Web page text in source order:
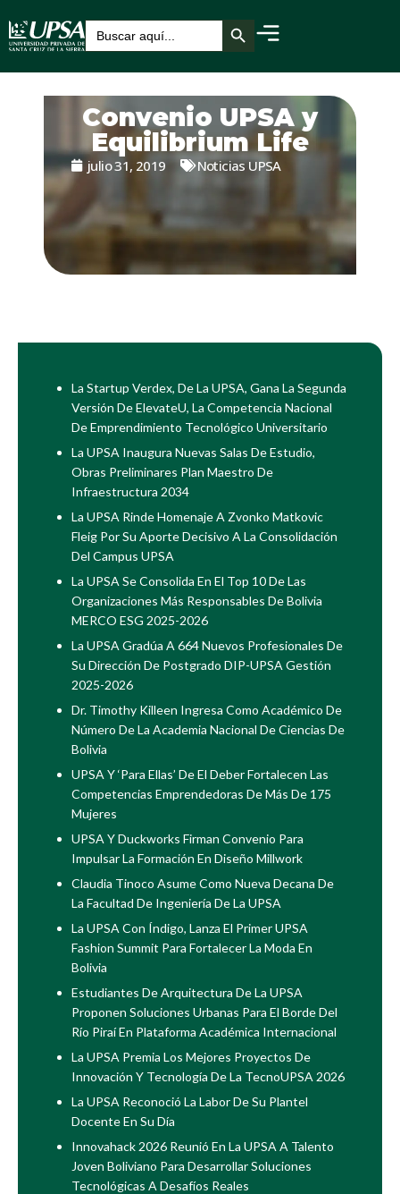
Buscar: Botón de búsqueda
Convenio UPSA y
Equilibrium Life
julio 31, 2019 Noticias UPSA
La Startup Verdex, De La UPSA, Gana La Segunda
Versión De ElevateU, La Competencia Nacional
De Emprendimiento Tecnológico Universitario
La UPSA Inaugura Nuevas Salas De Estudio,
Obras Preliminares Plan Maestro De
Infraestructura 2034
La UPSA Rinde Homenaje A Zvonko Matkovic
Fleig Por Su Aporte Decisivo A La Consolidación
Del Campus UPSA
La UPSA Se Consolida En El Top 10 De Las
Organizaciones Más Responsables De Bolivia
MERCO ESG 2025-2026
La UPSA Gradúa A 664 Nuevos Profesionales De
Su Dirección De Postgrado DIP-UPSA Gestión
2025-2026
Dr. Timothy Killeen Ingresa Como Académico De
Número De La Academia Nacional De Ciencias De
Bolivia
UPSA Y ‘Para Ellas’ De El Deber Fortalecen Las
Competencias Emprendedoras De Más De 175
Mujeres
UPSA Y Duckworks Firman Convenio Para
Impulsar La Formación En Diseño Millwork
Claudia Tinoco Asume Como Nueva Decana De
La Facultad De Ingeniería De La UPSA
La UPSA Con Índigo, Lanza El Primer UPSA
Fashion Summit Para Fortalecer La Moda En
Bolivia
Estudiantes De Arquitectura De La UPSA
Proponen Soluciones Urbanas Para El Borde Del
Río Piraí En Plataforma Académica Internacional
La UPSA Premia Los Mejores Proyectos De
Innovación Y Tecnología De La TecnoUPSA 2026
La UPSA Reconoció La Labor De Su Plantel
Docente En Su Día
Innovahack 2026 Reunió En La UPSA A Talento
Joven Boliviano Para Desarrollar Soluciones
Tecnológicas A Desafíos Reales